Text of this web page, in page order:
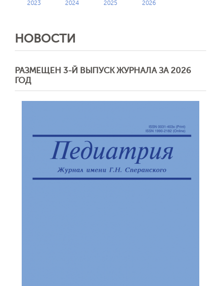
2023 2024 2025 2026
НОВОСТИ
РАЗМЕЩЕН 3-Й ВЫПУСК ЖУРНАЛА ЗА 2026
ГОД